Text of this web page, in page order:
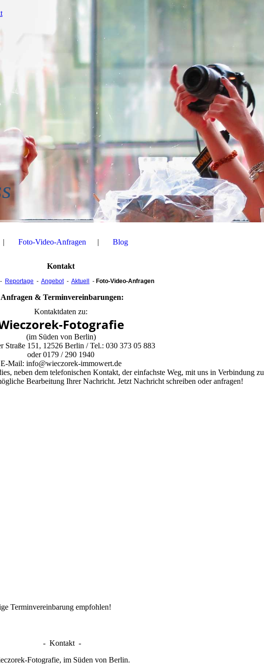
Foto-Video-Anfragen Blog
Kontakt
- Reportage - Angebot- Aktuell - Foto-Video-Anfragen
Anfragen & Terminvereinbarungen:
Kontaktdaten zu:
Fotografie
(im Süden von Berlin)
Straße 151, 12526 Berlin / Tel.: 030 373 05 883
oder 0179 / 290 1940
E-Mail: info@wieczorek-immowert.de
neben dem telefonischen Kontakt, der einfachste Weg, mit uns in Verbindung zu
Bearbeitung Ihrer Nachricht. Jetzt Nachricht schreiben oder anfragen!
Terminvereinbarung empfohlen!
- Kontakt -
Fotografie, im Süden von Berlin.